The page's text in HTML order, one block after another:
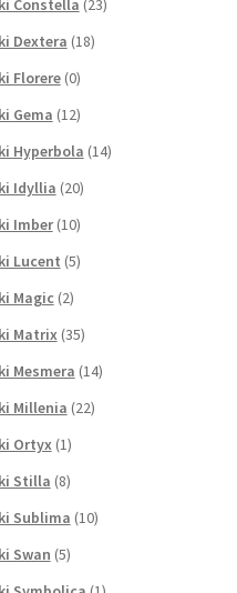
Constella (23)
Dextera (18)
Florere (0)
Gema (12)
Hyperbola (14)
Idyllia (20)
Imber (10)
Lucent (5)
Magic (2)
Matrix (35)
Mesmera (14)
Millenia (22)
Ortyx (1)
Stilla (8)
Sublima (10)
Swan (5)